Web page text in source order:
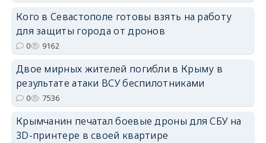
Кого в Севастополе готовы взять на работу
для защиты города от дронов
0 9162
Двое мирных жителей погибли в Крыму в
результате атаки ВСУ беспилотниками
0 7536
Крымчанин печатал боевые дроны для СБУ на
3D-принтере в своей квартире